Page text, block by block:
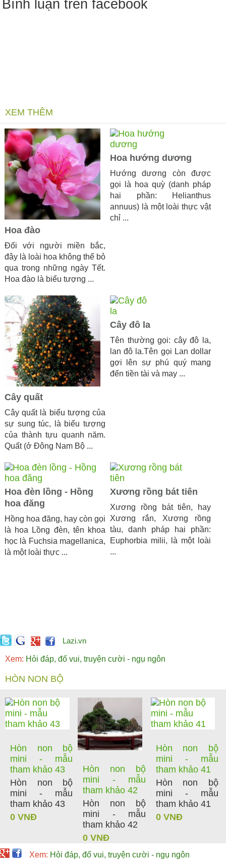
Bình luận trên facebook
XEM THÊM
Hoa đào
Đối với người miền bắc,
đây là loài hoa không thể bỏ
qua trong những ngày Tết.
Hoa đào là biểu tượng ...
Hoa hướng dương
Hướng dương còn được
gọi là hoa quỳ (danh pháp
hai phần: Helianthus
annuus) là một loài thực vật
chỉ ...
Cây quất
Cây quất là biểu tượng của
sự sung túc, là biểu tượng
của thành tựu quanh năm.
Quất (ở Đông Nam Bộ ...
Cây đô la
Tên thường gọi: cây đô la,
lan đô la.Tên gọi Lan dollar
gợi lên sự phú quý mang
đến tiền tài và may ...
Hoa đèn lồng - Hồng
hoa đăng
Hồng hoa đăng, hay còn gọi
là hoa Lồng đèn, tên khoa
học là Fuchsia magellanica,
là một loài thực ...
Xương rồng bát tiên
Xương rồng bát tiên, hay
Xương rắn, Xương rồng
tàu, danh pháp hai phần:
Euphorbia milii, là một loài
...
Lazi.vn
Xem: Hỏi đáp, đố vui, truyện cười - ngụ ngôn
HÒN NON BỘ
Hòn non bộ
mini - mẫu
tham khảo 43
Hòn non bộ
mini - mẫu
tham khảo 43
0 VNĐ
Hòn non bộ
mini - mẫu
tham khảo 42
Hòn non bộ
mini - mẫu
tham khảo 42
0 VNĐ
Hòn non bộ
mini - mẫu
tham khảo 41
Hòn non bộ
mini - mẫu
tham khảo 41
0 VNĐ
Xem: Hỏi đáp, đố vui, truyện cười - ngụ ngôn